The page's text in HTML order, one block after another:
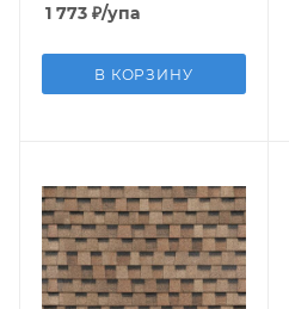
1 773 ₽/упа
В КОРЗИНУ